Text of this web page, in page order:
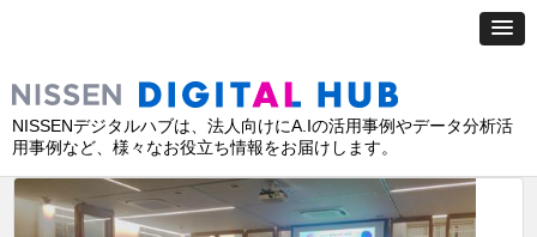
NISSENデジタルハブは、法人向けにA.Iの活用事例やデータ分析活
用事例など、様々なお役立ち情報をお届けします。